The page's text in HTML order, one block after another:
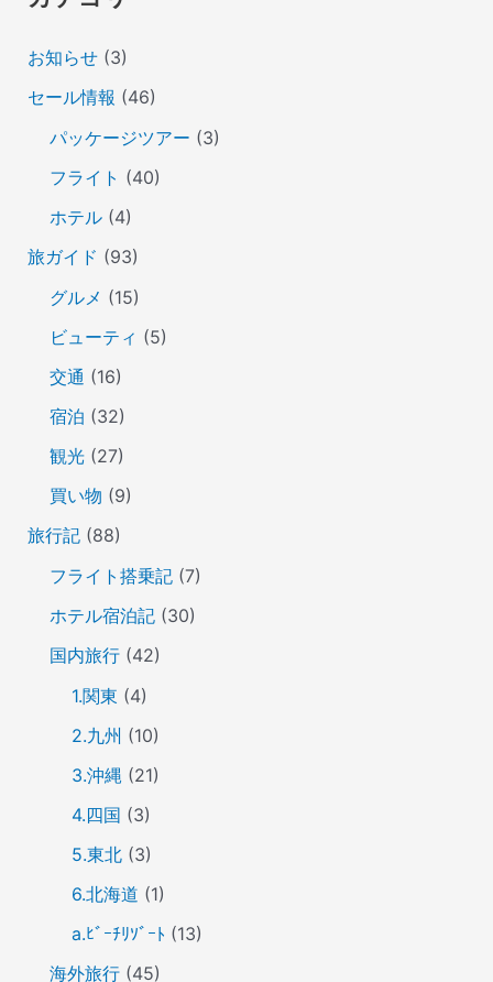
お知らせ(3)
セール情報 (46)
パッケージツアー (3)
フライト (40)
ホテル(4)
旅ガイド (93)
グルメ (15)
ビューティ (5)
交通 (16)
宿泊 (32)
観光(27)
買い物 (9)
旅行記(88)
フライト搭乗記(7)
ホテル宿泊記(30)
国内旅行(42)
1.関東 (4)
2.九州 (10)
3.沖縄(21)
4.四国 (3)
5.東北(3)
6.北海道 (1)
a.ﾋﾞｰﾁﾘｿﾞｰﾄ (13)
海外旅行(45)